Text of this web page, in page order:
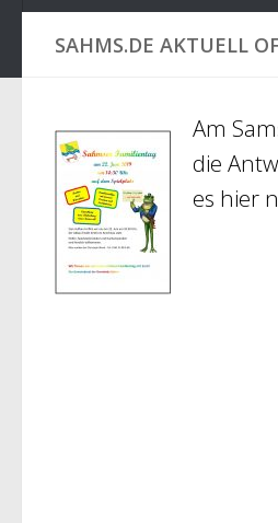
SAHMS.DE AKTUELL
Am
die
es hier